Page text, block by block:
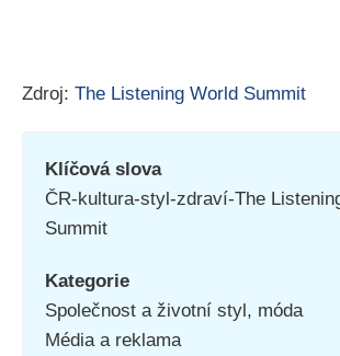
Zdroj: The Listening World Summit
Klíčová slova
ČR-kultura-styl-zdraví-The
Summit
Kategorie
Společnost a životní styl, móda
Média a reklama